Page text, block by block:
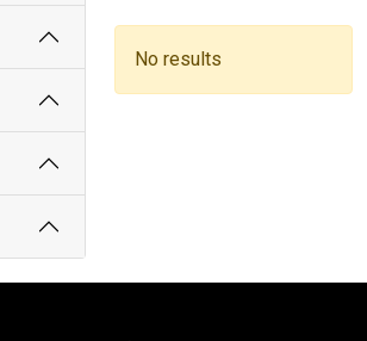
No results